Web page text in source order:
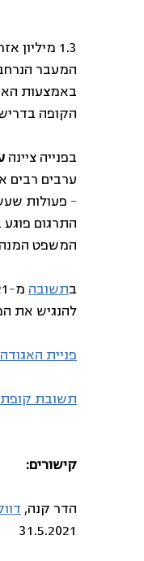
המעבר
באמצעות
הקופה
בפנייה ציינה
ערבים רבים
– פעולות
התרגום
המשפט
בתשובה
להנגיש את
פניית
תשובת קופת
קישורים:
הדר קנה,
31.5.2021